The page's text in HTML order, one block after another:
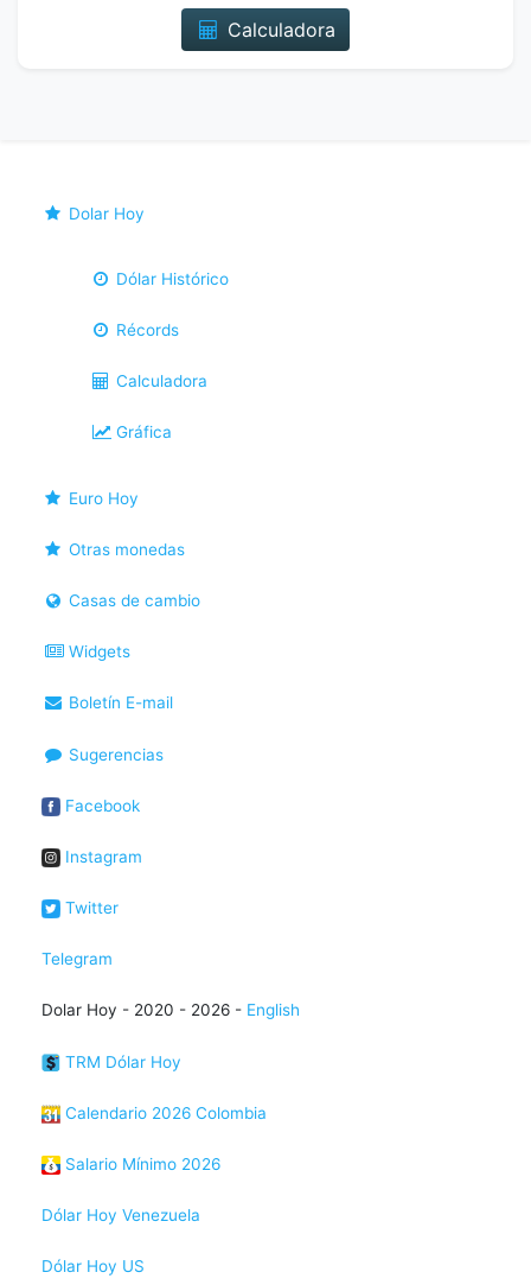
Calculadora
Dolar Hoy
Dólar Histórico
Récords
Calculadora
Gráfica
Euro Hoy
Otras monedas
Casas de cambio
Widgets
Boletín E-mail
Sugerencias
Facebook
Instagram
Twitter
Telegram
Dolar Hoy - 2020 - 2026 - English
TRM Dólar Hoy
Calendario 2026 Colombia
Salario Mínimo 2026
Dólar Hoy Venezuela
Dólar Hoy US